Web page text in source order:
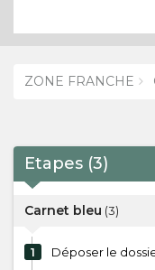
ZONE FRANCHE
Etapes (3)
Carnet bleu (3)
1 Déposer le